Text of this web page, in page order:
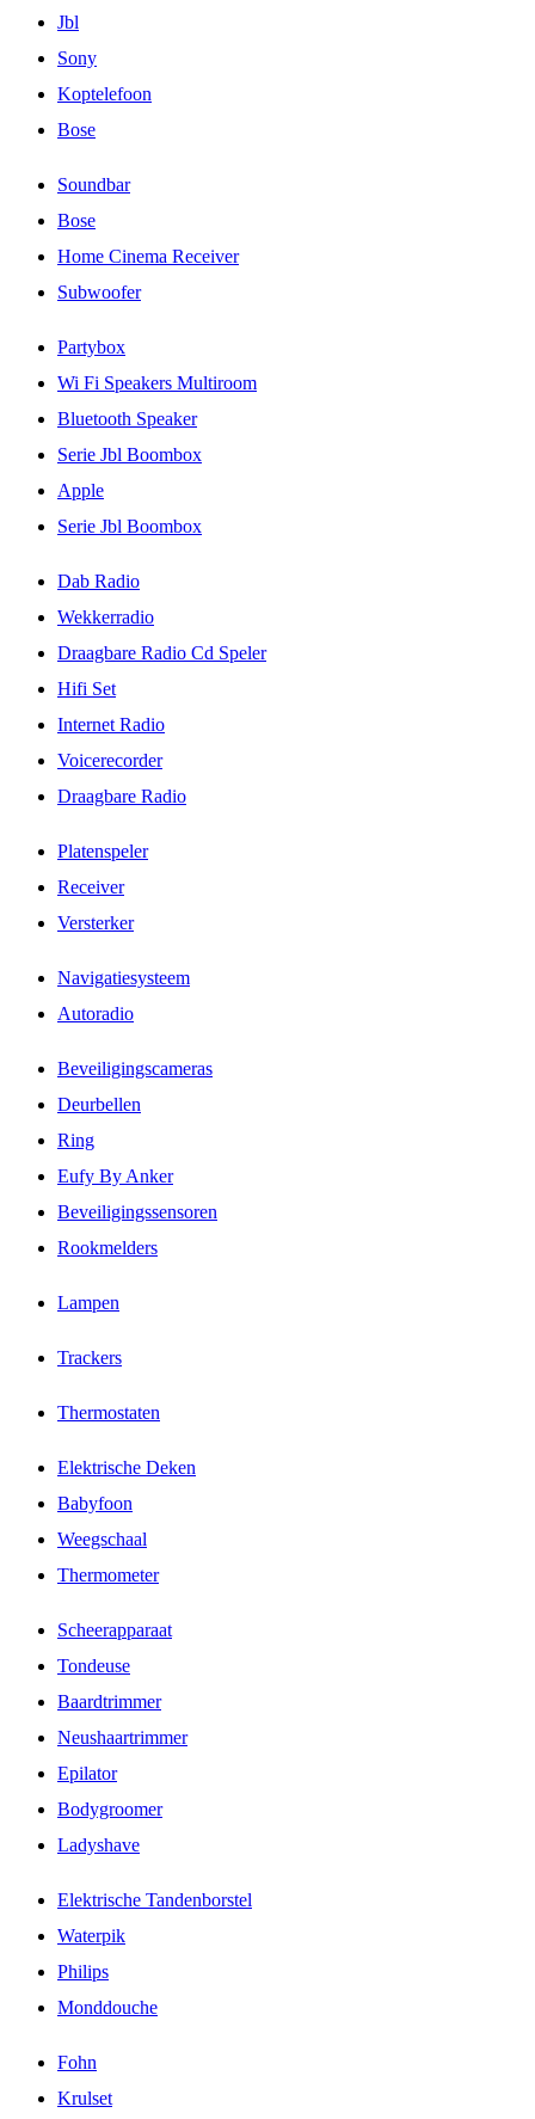
Jbl
Sony
Koptelefoon
Bose
Soundbar
Bose
Home Cinema Receiver
Subwoofer
Partybox
Wi Fi Speakers Multiroom
Bluetooth Speaker
Serie Jbl Boombox
Apple
Serie Jbl Boombox
Dab Radio
Wekkerradio
Draagbare Radio Cd Speler
Hifi Set
Internet Radio
Voicerecorder
Draagbare Radio
Platenspeler
Receiver
Versterker
Navigatiesysteem
Autoradio
Beveiligingscameras
Deurbellen
Ring
Eufy By Anker
Beveiligingssensoren
Rookmelders
Lampen
Trackers
Thermostaten
Elektrische Deken
Babyfoon
Weegschaal
Thermometer
Scheerapparaat
Tondeuse
Baardtrimmer
Neushaartrimmer
Epilator
Bodygroomer
Ladyshave
Elektrische Tandenborstel
Waterpik
Philips
Monddouche
Fohn
Krulset